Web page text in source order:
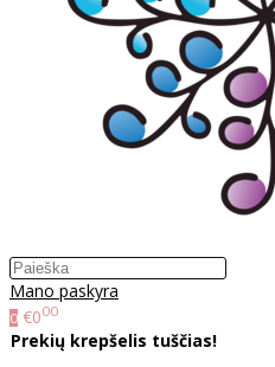
Mano paskyra
0 €000
Prekių krepšelis tuščias!